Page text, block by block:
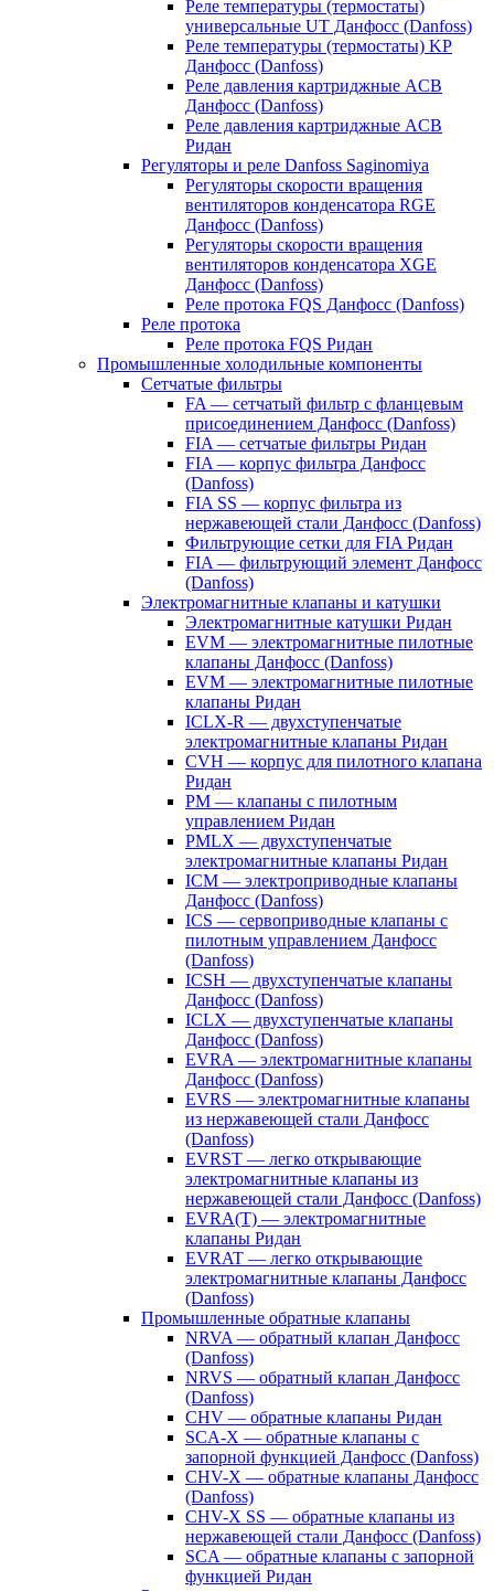
Реле температуры (термостаты)
универсальные UT Данфосс (Danfoss)
Реле температуры (термостаты) KP
Данфосс (Danfoss)
Реле давления картриджные ACB
Данфосс (Danfoss)
Реле давления картриджные ACB
Ридан
Регуляторы и реле Danfoss Saginomiya
Регуляторы скорости вращения
вентиляторов конденсатора RGE
Данфосс (Danfoss)
Регуляторы скорости вращения
вентиляторов конденсатора XGE
Данфосс (Danfoss)
Реле протока FQS Данфосс (Danfoss)
Реле протока
Реле протока FQS Ридан
Промышленные холодильные компоненты
Сетчатые фильтры
FA — сетчатый фильтр с фланцевым
присоединением Данфосс (Danfoss)
FIA — сетчатые фильтры Ридан
FIA — корпус фильтра Данфосс
(Danfoss)
FIA SS — корпус фильтра из
нержавеющей стали Данфосс (Danfoss)
Фильтрующие сетки для FIA Ридан
FIA — фильтрующий элемент Данфосс
(Danfoss)
Электромагнитные клапаны и катушки
Электромагнитные катушки Ридан
EVM — электромагнитные пилотные
клапаны Данфосс (Danfoss)
EVM — электромагнитные пилотные
клапаны Ридан
ICLX-R — двухступенчатые
электромагнитные клапаны Ридан
CVH — корпус для пилотного клапана
Ридан
PM — клапаны с пилотным
управлением Ридан
PMLX — двухступенчатые
электромагнитные клапаны Ридан
ICM — электроприводные клапаны
Данфосс (Danfoss)
ICS — сервоприводные клапаны с
пилотным управлением Данфосс
(Danfoss)
ICSH — двухступенчатые клапаны
Данфосс (Danfoss)
ICLX — двухступенчатые клапаны
Данфосс (Danfoss)
EVRA — электромагнитные клапаны
Данфосс (Danfoss)
EVRS — электромагнитные клапаны
из нержавеющей стали Данфосс
(Danfoss)
EVRST — легко открывающие
электромагнитные клапаны из
нержавеющей стали Данфосс (Danfoss)
EVRA(T) — электромагнитные
клапаны Ридан
EVRAT — легко открывающие
электромагнитные клапаны Данфосс
(Danfoss)
Промышленные обратные клапаны
NRVA — обратный клапан Данфосс
(Danfoss)
NRVS — обратный клапан Данфосс
(Danfoss)
CHV — обратные клапаны Ридан
SCA-X — обратные клапаны с
запорной функцией Данфосс (Danfoss)
CHV-X — обратные клапаны Данфосс
(Danfoss)
CHV-X SS — обратные клапаны из
нержавеющей стали Данфосс (Danfoss)
SCA — обратные клапаны с запорной
функцией Ридан